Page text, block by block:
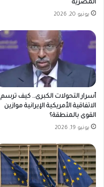
المصرية
يونيو 20, 2026
أسرار التحولات الكبرى.. كيف ترسم
الاتفاقية الأمريكية الإيرانية موازين
القوى بالمنطقة؟
يونيو 19, 2026